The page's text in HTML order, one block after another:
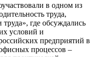
в одном из
труда,
где обсуждались
условий и
предприятий в
процессов –